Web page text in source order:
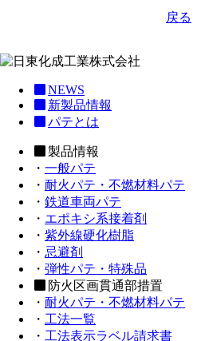
戻る
NEWS
新製品情報
パテとは
製品情報
・ 一般パテ
・ 耐火パテ・不燃材料パテ
・ 鉄道車両パテ
・ エポキシ系接着剤
・ 紫外線硬化樹脂
・ 忌避剤
・ 弾性パテ・特殊品
防火区画貫通部措置
・ 耐火パテ・不燃材料パテ
・ 工法一覧
・ 工法表示ラベル請求書